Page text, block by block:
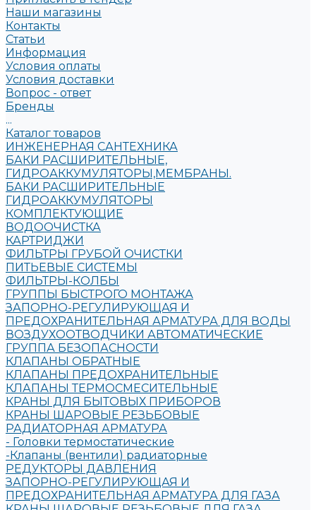
Наши магазины
Контакты
Статьи
Информация
Условия оплаты
Условия доставки
Вопрос - ответ
Бренды
...
Каталог товаров
ИНЖЕНЕРНАЯ САНТЕХНИКА
БАКИ РАСШИРИТЕЛЬНЫЕ,
ГИДРОАККУМУЛЯТОРЫ,МЕМБРАНЫ.
БАКИ РАСШИРИТЕЛЬНЫЕ
ГИДРОАККУМУЛЯТОРЫ
КОМПЛЕКТУЮЩИЕ
ВОДООЧИСТКА
КАРТРИДЖИ
ФИЛЬТРЫ ГРУБОЙ ОЧИСТКИ
ПИТЬЕВЫЕ СИСТЕМЫ
ФИЛЬТРЫ-КОЛБЫ
ГРУППЫ БЫСТРОГО МОНТАЖА
ЗАПОРНО-РЕГУЛИРУЮЩАЯ И
ПРЕДОХРАНИТЕЛЬНАЯ АРМАТУРА ДЛЯ ВОДЫ
ВОЗДУХООТВОДЧИКИ АВТОМАТИЧЕСКИЕ
ГРУППА БЕЗОПАСНОСТИ
КЛАПАНЫ ОБРАТНЫЕ
КЛАПАНЫ ПРЕДОХРАНИТЕЛЬНЫЕ
КЛАПАНЫ ТЕРМОСМЕСИТЕЛЬНЫЕ
КРАНЫ ДЛЯ БЫТОВЫХ ПРИБОРОВ
КРАНЫ ШАРОВЫЕ РЕЗЬБОВЫЕ
РАДИАТОРНАЯ АРМАТУРА
- Головки термостатические
-Клапаны (вентили) радиаторные
РЕДУКТОРЫ ДАВЛЕНИЯ
ЗАПОРНО-РЕГУЛИРУЮЩАЯ И
ПРЕДОХРАНИТЕЛЬНАЯ АРМАТУРА ДЛЯ ГАЗА